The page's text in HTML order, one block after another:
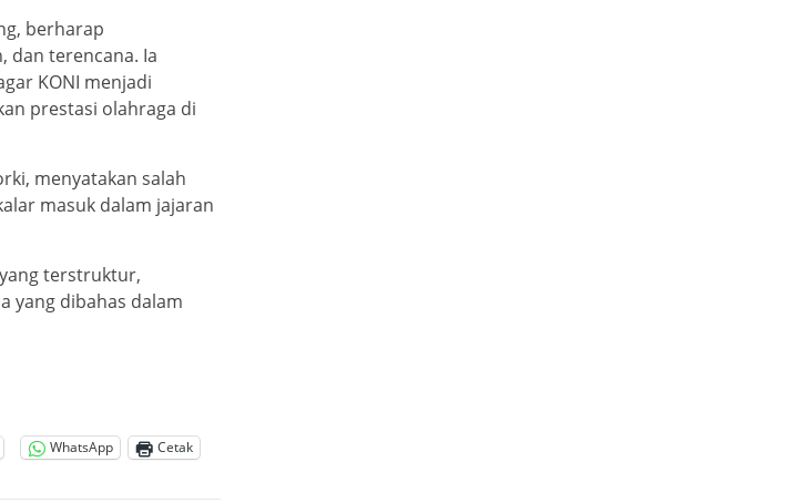
berharap
dan terencana. Ia
KONI menjadi
prestasi olahraga di
menyatakan salah
masuk dalam jajaran
terstruktur,
yang dibahas dalam
WhatsApp Cetak